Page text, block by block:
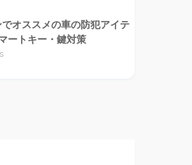
オススメの車の防犯アイテ
ートキー・鍵対策